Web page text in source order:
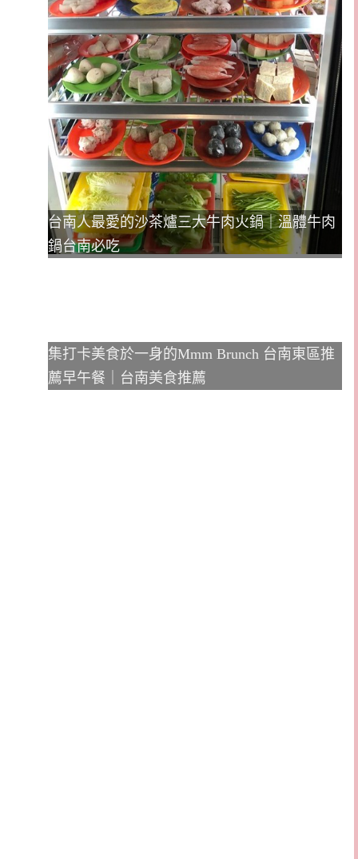
台南人最愛的沙茶爐三大牛肉火鍋｜溫體牛肉
鍋台南必吃
集打卡美食於一身的Mmm Brunch 台南東區推
薦早午餐｜台南美食推薦